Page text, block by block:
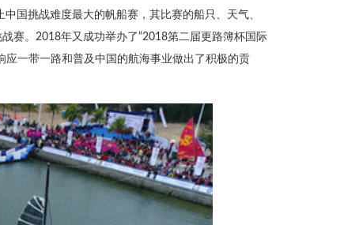
国挑战难度最大的帆船赛，其比赛的船只、天气、
赛。2018年又成功举办了“2018第二届更路簿杯国际
一带一路和普及中国的航海事业做出了积极的贡